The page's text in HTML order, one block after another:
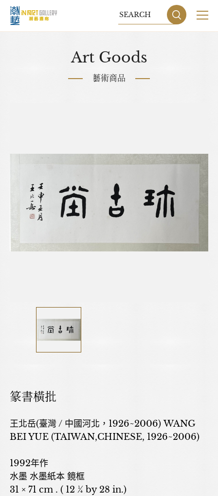
DESIGNBY GRNET
Art Goods
藝術商品
篆書橫批
王北岳(臺灣 / 中國河北，1926~2006) WANG
BEI YUE (TAIWAN,CHINESE, 1926~2006)
1992年作
水墨 水墨紙本 鏡框
31 × 71 cm . ( 12 ¼ by 28 in.)